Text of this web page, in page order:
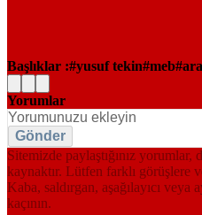
Başlıklar : yusuf tekin meb
Yorumlar
Gönder
Sitemizde paylaştığınız
kaynaktır. Lütfen farklı görüşlere
Kaba, saldırgan, aşağılayıcı veya
kaçının.